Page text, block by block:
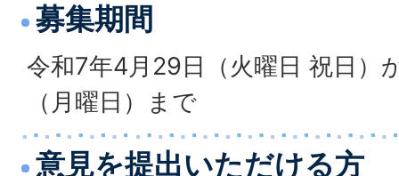
募集期間
令和7年4月29日（火曜日 祝日）
（月曜日）まで
意見を提出いただける方